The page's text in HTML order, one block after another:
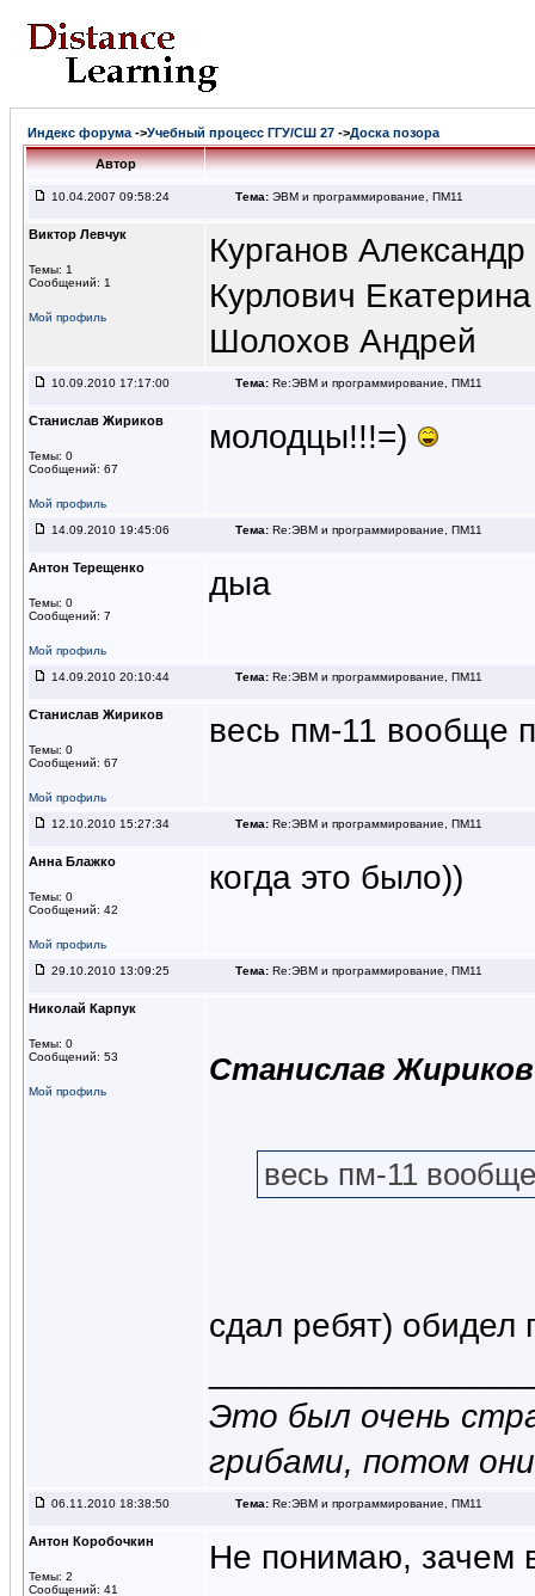
Индекс форума ->Учебный процесс ГГУ/СШ 27 ->Доска позора
Автор
10.04.2007 09:58:24 Тема: ЭВМ и программирование, ПМ11
Виктор Левчук
Темы: 1
Сообщений: 1
Мой профиль
Курганов Александр
Курлович Екатерина
Шолохов Андрей
10.09.2010 17:17:00 Тема: Re:ЭВМ и программирование, ПМ11
Станислав Жириков
Темы: 0
Сообщений: 67
Мой профиль
молодцы!!!=)
14.09.2010 19:45:06 Тема: Re:ЭВМ и программирование, ПМ11
Антон Терещенко
Темы: 0
Сообщений: 7
Мой профиль
дыа
14.09.2010 20:10:44 Тема: Re:ЭВМ и программирование, ПМ11
Станислав Жириков
Темы: 0
Сообщений: 67
Мой профиль
весь пм-11 вообще
12.10.2010 15:27:34 Тема: Re:ЭВМ и программирование, ПМ11
Анна Блажко
Темы: 0
Сообщений: 42
Мой профиль
когда это было))
29.10.2010 13:09:25 Тема: Re:ЭВМ и программирование, ПМ11
Николай Карпук
Темы: 0
Сообщений: 53
Мой профиль
Станислав
весь пм-11
сдал ребят)
Это был очень
грибами, потом
06.11.2010 18:38:50 Тема: Re:ЭВМ и программирование, ПМ11
Антон Коробочкин
Темы: 2
Сообщений: 41
Не понимаю, зачем